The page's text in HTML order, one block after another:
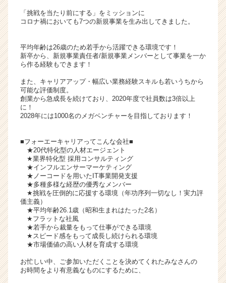
カ
ウ
が
届
く
就
サ
ア
キ
ャ
リ
ア
（C
h
e
r
C
a
r
「挑戦を当たり前にする」をミッションに
コロナ禍においても7つの新規事業を生み出してきました。
平均年齢は26歳のため若手から活躍できる環境です！
新卒から、新規事業責任者/新規事業メンバーとして事業を一か
ら作る経験もできます！
また、キャリアアップ・幅広い業務経験スキルも若いうちから
可能な評価制度。
創業から急成長を続けており、2020年度で社員数は3倍以上
に！
2028年には1000名のメガベンチャーを目指しております！
■フォーエーキャリアってこんな会社■
★20代特化型の人材エージェント
★業界特化型 採用コンサルティング
★インフルエンサーマーケティング
★ノーコードを用いたIT事業開発支援
★多種多様な経歴の優秀なメンバー
★挑戦を圧倒的に応援する環境（年功序列一切なし！実力評
価主義）
★平均年齢26.1歳（昭和生まれはたった2名）
★フラットな社風
★若手から裁量をもって仕事ができる環境
★スピード感をもって成長し続けられる環境
★市場価値の高い人材を育成する環境
お忙しい中、ご参加いただくことを決めてくれたみなさんの
お時間をより有意義なものにするために、